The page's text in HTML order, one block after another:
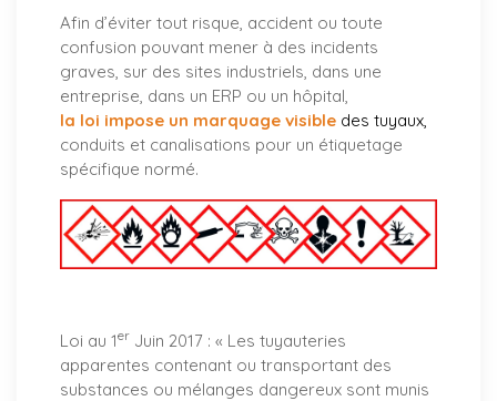
Afin d’éviter tout risque, accident ou toute
confusion pouvant mener à des incidents
graves, sur des sites industriels, dans une
entreprise, dans un ERP ou un hôpital,
la loi impose un marquage visible des tuyaux,
conduits et canalisations pour un étiquetage
spécifique normé.
Loi au 1er Juin 2017 : « Les tuyauteries
apparentes contenant ou transportant des
substances ou mélanges dangereux sont munis